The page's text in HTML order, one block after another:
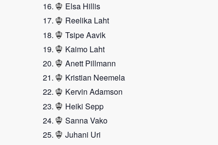
Elsa Hillis
Reelika Laht
Tsipe Aavik
Kaimo Laht
Anett Pillmann
Kristian Neemela
Kervin Adamson
Heiki Sepp
Sanna Vako
Juhani Uri